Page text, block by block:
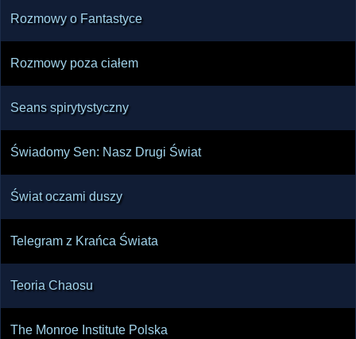
Rozmowy o Fantastyce
Rozmowy poza ciałem
Seans spirytystyczny
Świadomy Sen: Nasz Drugi Świat
Świat oczami duszy
Telegram z Krańca Świata
Teoria Chaosu
The Monroe Institute Polska